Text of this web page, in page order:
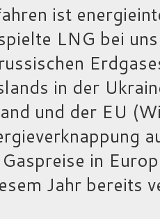
ist
LNG bei
in der
und der EU
in
Jahr bereits